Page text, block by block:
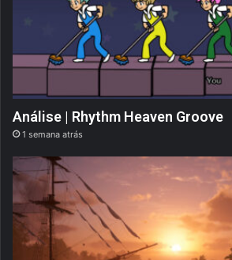
Análise | Rhythm Heaven Groove
1 semana atrás